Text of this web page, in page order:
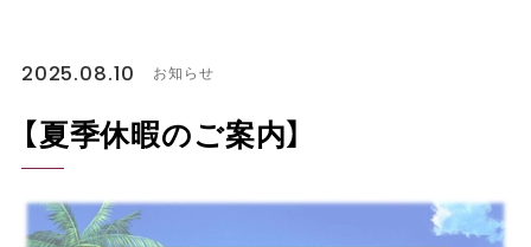
2025.08.10 お知らせ
【夏季休暇のご案内】